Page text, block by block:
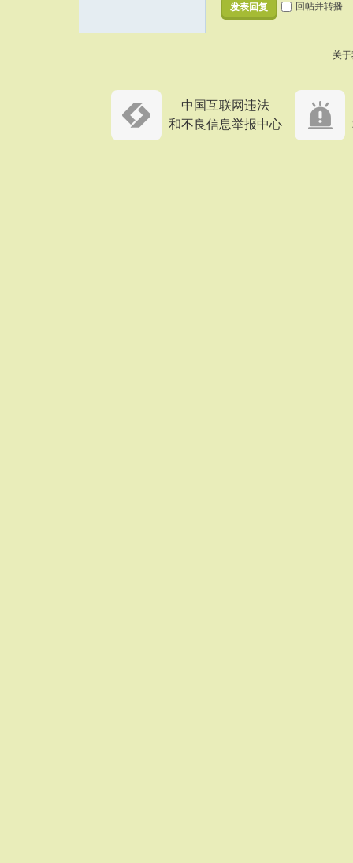
发表回复 回帖并转播
关
中国互联网违法
和不良信息举报中心